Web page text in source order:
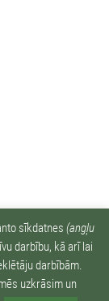
sīkdatnes (angļu
darbību, kā arī lai
darbībām.
uzkrāsim un